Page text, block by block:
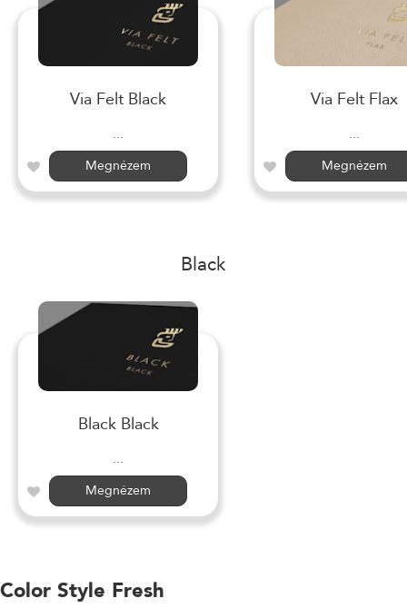
Via Felt Black
...
Megnézem
Via Felt Flax
...
Megnézem
Black
Black Black
...
Megnézem
Color Style Fresh